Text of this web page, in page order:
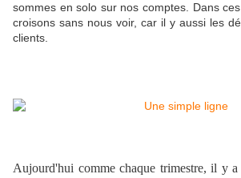
sommes en solo sur nos comptes. Dans
croisons sans nous voir, car il y aussi les
clients.
Aujourd'hui comme chaque trimestre, il y a